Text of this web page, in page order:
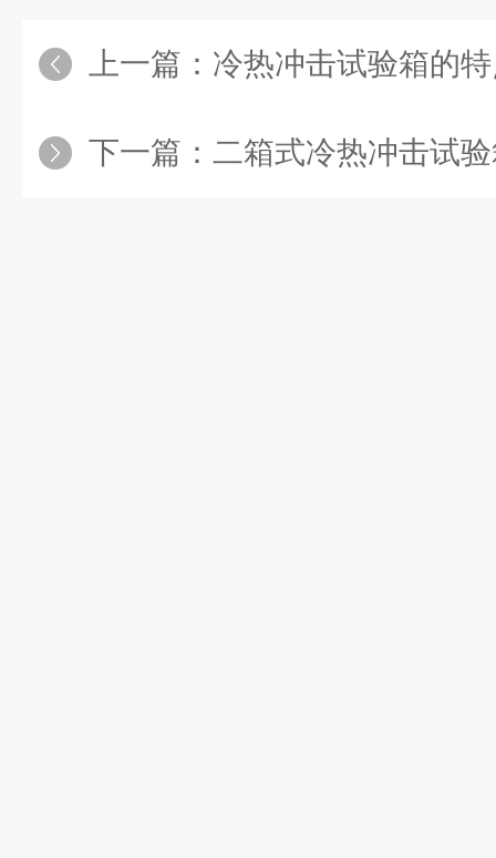
上一篇： 冷热冲击试验箱的
下一篇： 二箱式冷热冲击试验箱